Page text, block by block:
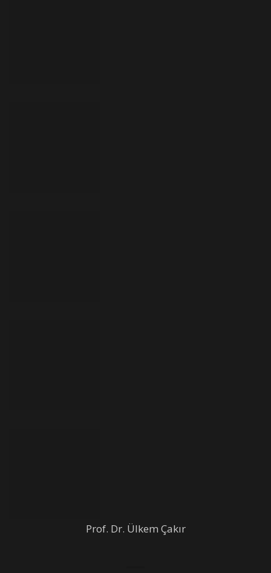
Prof. Dr. Ülkem Çakır